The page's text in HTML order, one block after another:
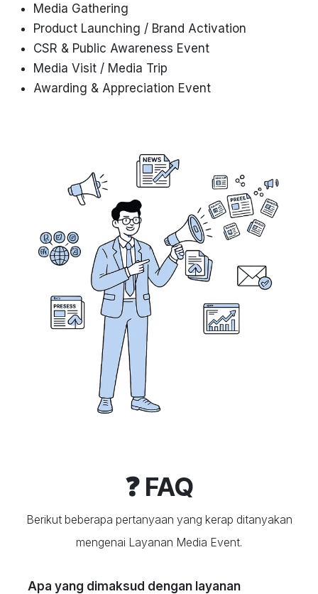
Media Gathering
Product Launching / Brand Activation
CSR & Public Awareness Event
Media Visit / Media Trip
Awarding & Appreciation Event
❓ FAQ
Berikut beberapa pertanyaan yang kerap ditanyakan
mengenai Layanan Media Event.
Apa yang dimaksud dengan layanan